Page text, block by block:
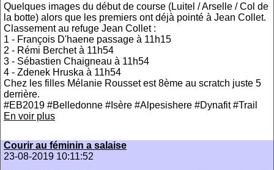
Quelques images du début de course (Luitel / Arselle / Col de
la botte) alors que les premiers ont déjà pointé à Jean Collet.
Classement au refuge Jean Collet :
1 - François D'haene passage à 11h15
2 - Rémi Berchet à 11h54
3 - Sébastien Chaigneau à 11h54
4 - Zdenek Hruska à 11h54
Chez les filles Mélanie Rousset est 8ème au scratch juste 5
derrière.
#EB2019 #Belledonne #Isère #Alpesishere #Dynafit #Trail
En voir plus
Courir au féminin a salaise
23-08-2019 10:11:52